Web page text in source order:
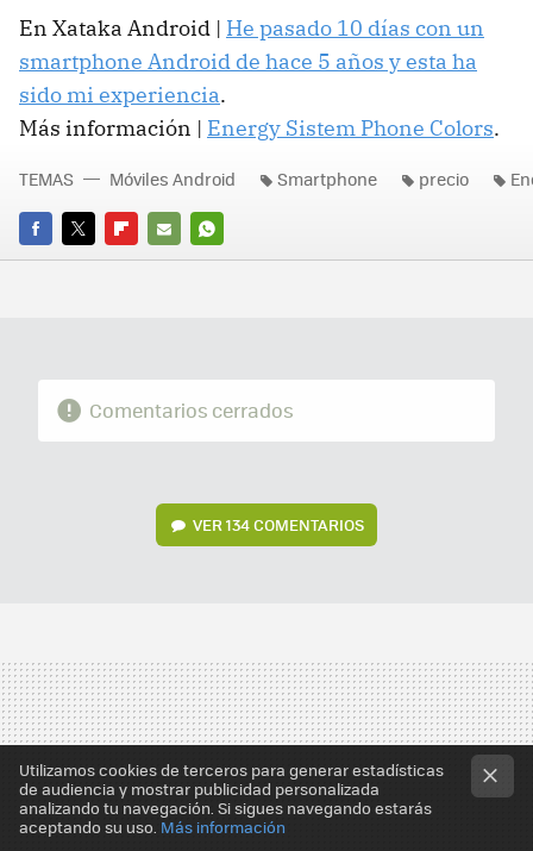
En Xataka Android | He pasado 10 días con un
smartphone Android de hace 5 años y esta ha
sido mi experiencia.
Más información | Energy Sistem Phone Colors.
FACEBOOK
TWITTERFLIPBOARD
E-
WHATSAPP
TEMAS Móviles Android Smartphone precio
Comentarios cerrados
VER 134 COMENTARIOS
Utilizamos cookies de terceros para generar estadísticas
de audiencia y mostrar publicidad personalizada
analizando tu navegación. Si sigues navegando estarás
aceptando su uso. Más información